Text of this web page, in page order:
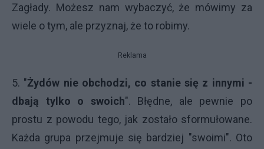
Zagłady. Możesz nam wybaczyć, że mówimy za
wiele o tym, ale przyznaj, że to robimy.
Reklama
5. "Żydów nie obchodzi, co stanie się z innymi -
dbają tylko o swoich". Błędne, ale pewnie po
prostu z powodu tego, jak zostało sformułowane.
Każda grupa przejmuje się bardziej "swoimi". Oto